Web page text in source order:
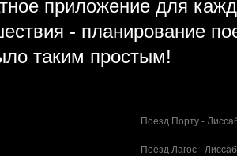
приложение для
- планирование
таким простым!
Поезд Порту -
Поезд Лагос -